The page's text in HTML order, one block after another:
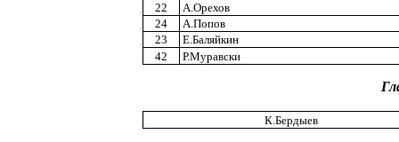
22
А.Орехов
24
А.Попов
23
Е.Баляйкин
42
Р.Муравски
К.Бердыев